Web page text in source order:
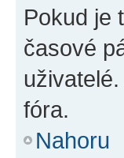
Pokud je
časové
fóra.
Nahoru